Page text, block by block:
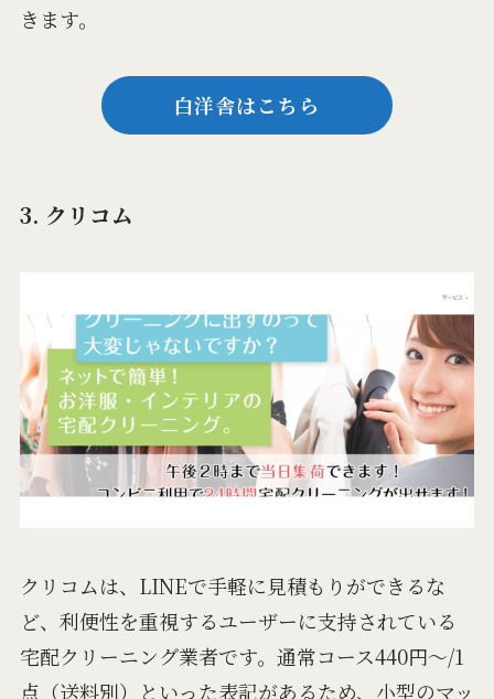
きます。
白洋舎はこちら
3. クリコム
クリコムは、LINEで手軽に見積もりができるな
ど、利便性を重視するユーザーに支持されている
宅配クリーニング業者です。通常コース440円～/1
点（送料別）といった表記があるため、小型のマッ